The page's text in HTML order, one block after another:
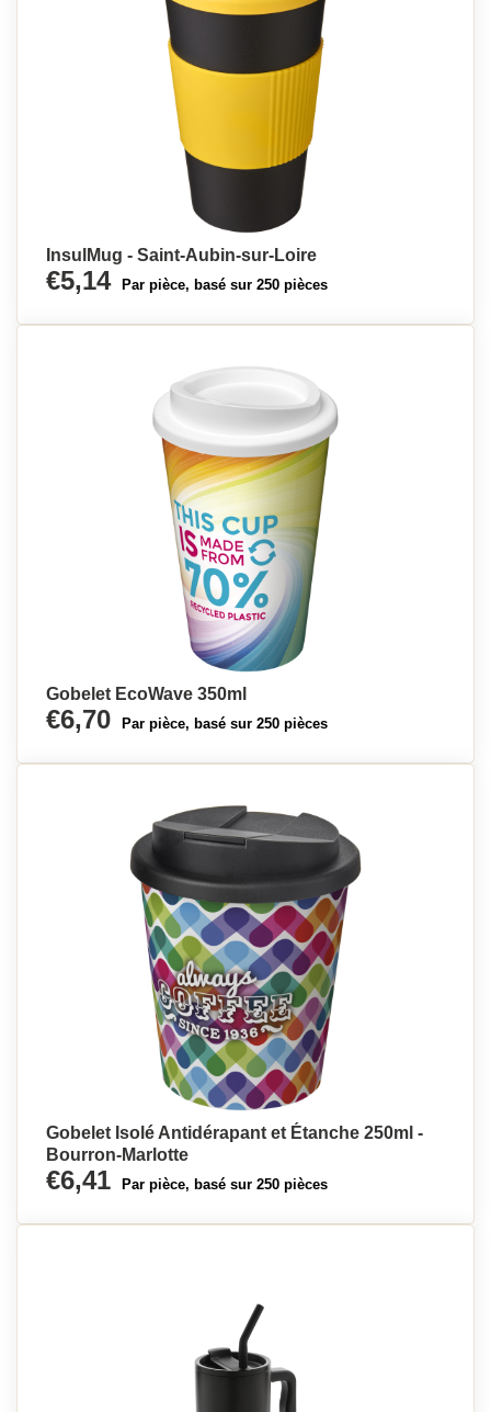
InsulMug - Saint-Aubin-sur-Loire
€5,14 Par pièce, basé sur 250 pièces
Gobelet EcoWave 350ml
€6,70 Par pièce, basé sur 250 pièces
Gobelet Isolé Antidérapant et Étanche 250ml -
Bourron-Marlotte
€6,41 Par pièce, basé sur 250 pièces